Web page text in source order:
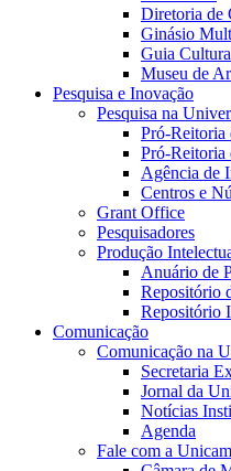
Diretoria de
Ginásio
Guia
Museu de
Pesquisa e Inovação
Pesquisa na
Pró-Reitoria
Pró-Reitoria
Agência de
Centros e
Grant Office
Pesquisadores
Produção
Anuário de
Repositório
Repositório
Comunicação
Comunicação na
Secretaria
Jornal da
Notícias
Agenda
Fale com a